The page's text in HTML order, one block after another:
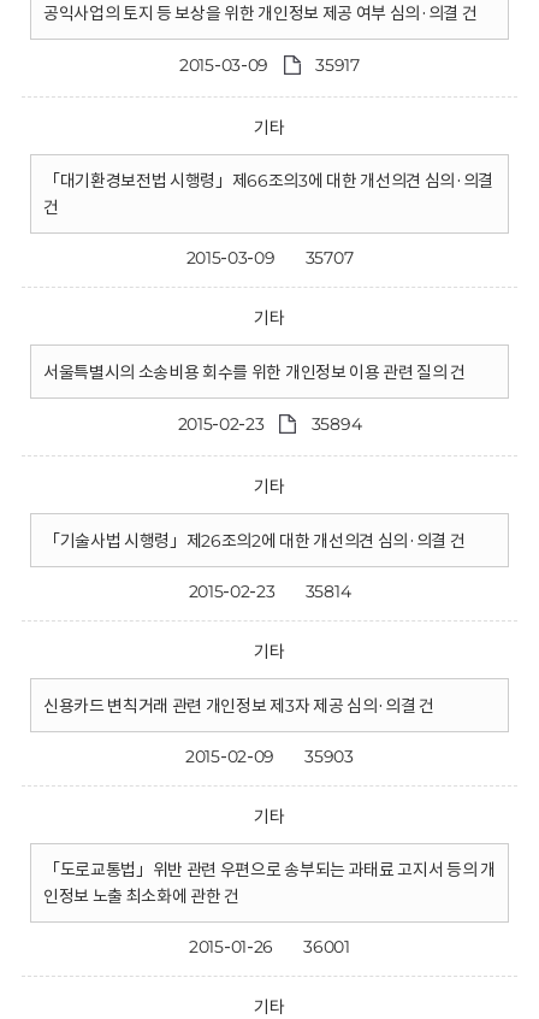
공익사업의 토지 등 보상을 위한 개인정보 제공 여부 심의·의결 건
2015-03-09 35917
기타
「대기환경보전법 시행령」제66조의3에 대한 개선의견 심의·의결
건
2015-03-09 35707
기타
서울특별시의 소송비용 회수를 위한 개인정보 이용 관련 질의 건
2015-02-23 35894
기타
「기술사법 시행령」제26조의2에 대한 개선의견 심의·의결 건
2015-02-23 35814
기타
신용카드 변칙거래 관련 개인정보 제3자 제공 심의·의결 건
2015-02-09 35903
기타
「도로교통법」위반 관련 우편으로 송부되는 과태료 고지서 등의 개
인정보 노출 최소화에 관한 건
2015-01-26 36001
기타